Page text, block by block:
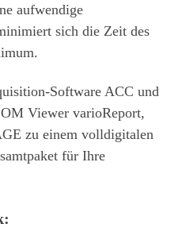
aufwendige
sich die Zeit des
Software ACC und
Viewer varioReport,
zu einem volldigitalen
für Ihre